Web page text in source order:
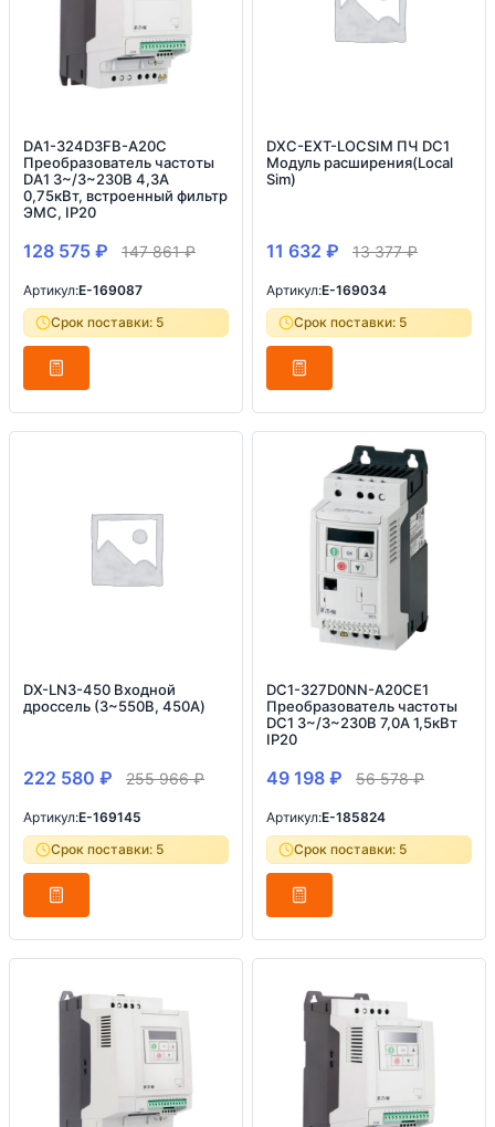
DA1-324D3FB-A20C
Преобразователь частоты
DA1 3~/3~230В 4,3A
0,75кВт, встроенный фильтр
ЭМС, IP20
128 575 ₽ 147 861₽
Артикул:E-169087
Срок поставки: 5
DXC-EXT-LOCSIM ПЧ DC1
Модуль расширения(Local
Sim)
11 632 ₽ 13 377₽
Артикул:E-169034
Срок поставки: 5
DX-LN3-450 Входной
дроссель (3~550В, 450A)
222 580 ₽ 255 966₽
Артикул:E-169145
Срок поставки: 5
DC1-327D0NN-A20CE1
Преобразователь частоты
DC1 3~/3~230В 7,0A 1,5кВт
IP20
49 198 ₽ 56 578₽
Артикул:E-185824
Срок поставки: 5